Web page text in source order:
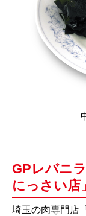
GPレバニ
にっさい店
埼玉の肉専門店